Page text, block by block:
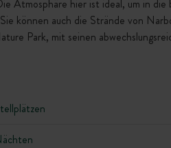
Atmosphäre hier ist ideal, um in
können auch die Strände von
Park, mit seinen